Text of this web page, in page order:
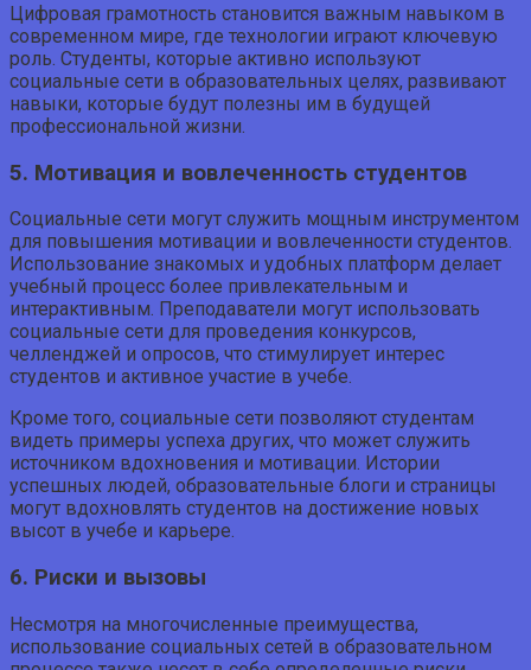
Цифровая грамотность становится важным навыком в
современном мире, где технологии играют ключевую
роль. Студенты, которые активно используют
социальные сети в образовательных целях, развивают
навыки, которые будут полезны им в будущей
профессиональной жизни.
5. Мотивация и вовлеченность студентов
Социальные сети могут служить мощным инструментом
для повышения мотивации и вовлеченности студентов.
Использование знакомых и удобных платформ делает
учебный процесс более привлекательным и
интерактивным. Преподаватели могут использовать
социальные сети для проведения конкурсов,
челленджей и опросов, что стимулирует интерес
студентов и активное участие в учебе.
Кроме того, социальные сети позволяют студентам
видеть примеры успеха других, что может служить
источником вдохновения и мотивации. Истории
успешных людей, образовательные блоги и страницы
могут вдохновлять студентов на достижение новых
высот в учебе и карьере.
6. Риски и вызовы
Несмотря на многочисленные преимущества,
использование социальных сетей в образовательном